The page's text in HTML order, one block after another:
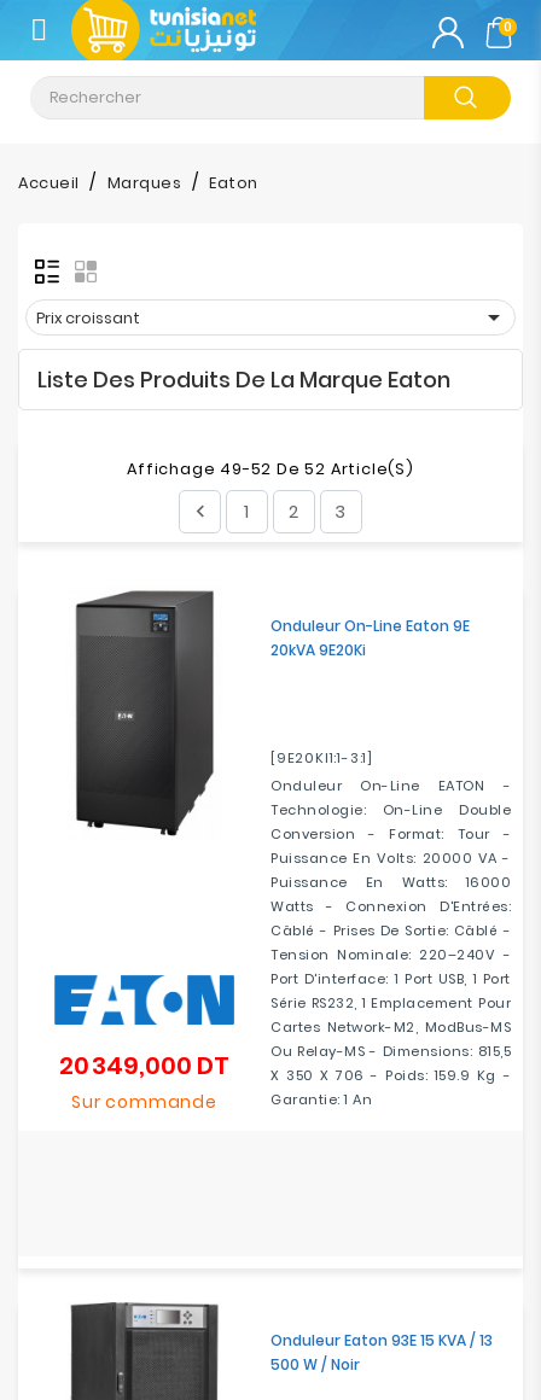
CATÉGORIE
Climatisation
Informatique
&
Tablette
Impression
0
Accueil Marques Eaton
Prix croissant 
Liste Des Produits De La Marque Eaton
Affichage 49-52 De 52 Article(s)
 1 2 3
Onduleur On-Line Eaton 9E
20kVA 9E20Ki
[9E20KI1:1-3:1]
Onduleur On-Line EATON -
Technologie: On-Line Double
Conversion - Format: Tour -
Puissance En Volts: 20000 VA -
Puissance En Watts: 16000
Watts - Connexion D'Entrées:
Câblé - Prises De Sortie: Câblé -
Tension Nominale: 220–240V -
Port D'interface: 1 Port USB, 1 Port
Série RS232, 1 Emplacement Pour
Cartes Network-M2, ModBus-MS
Ou Relay-MS - Dimensions: 815,5
X 350 X 706 - Poids: 159.9 Kg -
Garantie: 1 An
20 349,000 DT
Sur commande
Onduleur Eaton 93E 15 KVA / 13
500 W / Noir